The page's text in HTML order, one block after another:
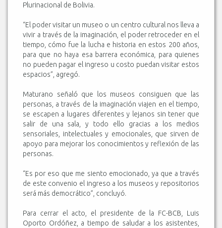
Plurinacional de Bolivia.
“El poder visitar un museo o un centro cultural nos lleva a
vivir a través de la imaginación, el poder retroceder en el
tiempo, cómo fue la lucha e historia en estos 200 años,
para que no haya esa barrera económica, para quienes
no pueden pagar el ingreso u costo puedan visitar estos
espacios”, agregó.
Maturano señaló que los museos consiguen que las
personas, a través de la imaginación viajen en el tiempo,
se escapen a lugares diferentes y lejanos sin tener que
salir de una sala, y todo ello gracias a los medios
sensoriales, intelectuales y emocionales, que sirven de
apoyo para mejorar los conocimientos y reflexión de las
personas.
“Es por eso que me siento emocionado, ya que a través
de este convenio el ingreso a los museos y repositorios
será más democrático”, concluyó.
Para cerrar el acto, el presidente de la FC-BCB, Luis
Oporto Ordóñez, a tiempo de saludar a los asistentes,